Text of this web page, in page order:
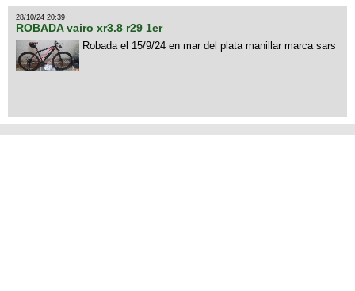
28/10/24 20:39
ROBADA vairo xr3.8 r29 1er
Robada el 15/9/24 en mar del plata manillar marca sars